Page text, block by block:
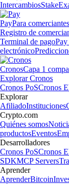
IntercambiosStake
PayPara comerciantes
Registro de
Terminal de pago
electrónico
CronosCapa 1
Explorar Cronos
Cronos PoSCronos
Explorar
AfiliadoInstituciones
Crypto.com
Quiénes somos
productosEventos
Desarrolladores
Cronos PoSCronos
SDKMCP Servers
Aprender
AprenderBitcoin